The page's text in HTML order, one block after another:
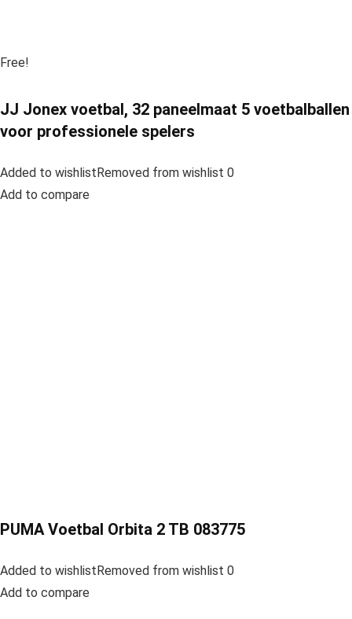
Free!
JJ Jonex voetbal, 32 paneelmaat 5 voetbalballen
voor professionele spelers
Added to wishlistRemoved from wishlist 0
Add to compare
PUMA Voetbal Orbita 2 TB 083775
Added to wishlistRemoved from wishlist 0
Add to compare